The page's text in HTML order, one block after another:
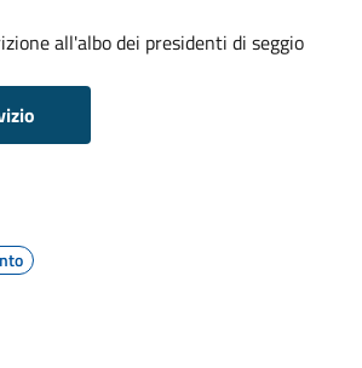
all'albo dei presidenti di seggio